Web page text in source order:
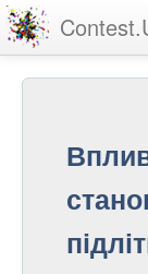
Статистика
Про проект